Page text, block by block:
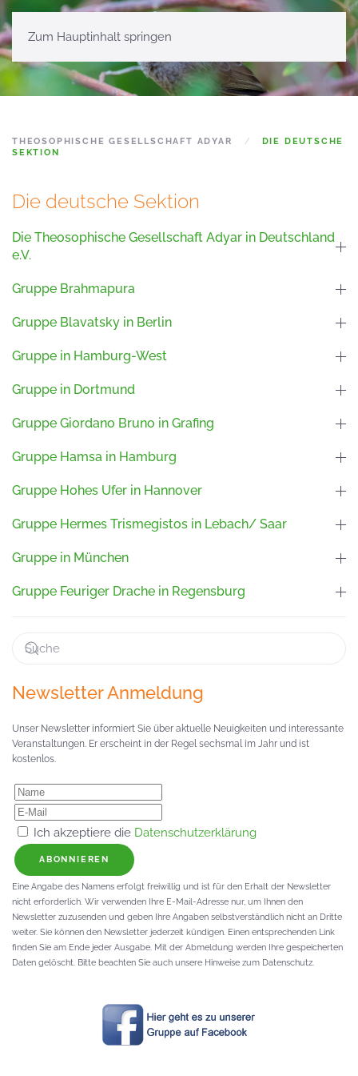
Zum Hauptinhalt springen
THEOSOPHISCHE GESELLSCHAFT ADYAR
DIE DEUTSCHE
SEKTION
Die deutsche Sektion
Die Theosophische Gesellschaft Adyar in Deutschland
e.V.
Gruppe Brahmapura
Gruppe Blavatsky in Berlin
Gruppe in Hamburg-West
Gruppe in Dortmund
Gruppe Giordano Bruno in Grafing
Gruppe Hamsa in Hamburg
Gruppe Hohes Ufer in Hannover
Gruppe Hermes Trismegistos in Lebach/ Saar
Gruppe in München
Gruppe Feuriger Drache in Regensburg
Newsletter Anmeldung
Unser Newsletter informiert Sie über aktuelle Neuigkeiten und interessante
Veranstaltungen. Er erscheint in der Regel sechsmal im Jahr und ist
kostenlos.
Ich akzeptiere die Datenschutzerklärung
ABONNIEREN
Eine Angabe des Namens erfolgt freiwillig und ist für den Erhalt der Newsletter
nicht erforderlich. Wir verwenden Ihre E-Mail-Adresse nur, um Ihnen den
Newsletter zuzusenden und geben Ihre Angaben selbstverständlich nicht an Dritte
weiter. Sie können den Newsletter jederzeit kündigen. Einen entsprechenden Link
finden Sie am Ende jeder Ausgabe. Mit der Abmeldung werden Ihre gespeicherten
Daten gelöscht. Bitte beachten Sie auch unsere Hinweise zum Datenschutz.